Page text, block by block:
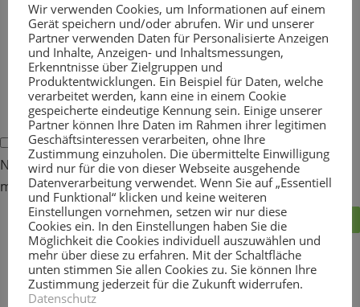
Name, E-Mail-Adresse und Website in diesem Browser für
meinen nächsten Kommentar speichern.
Sie erreichen uns:
Wir verwenden Cookies, um Informationen auf einem
Gerät speichern und/oder abrufen. Wir und unserer
Partner verwenden Daten für Personalisierte Anzeigen
und Inhalte, Anzeigen- und Inhaltsmessungen,
Erkenntnisse über Zielgruppen und
Produktentwicklungen. Ein Beispiel für Daten, welche
verarbeitet werden, kann eine in einem Cookie
gespeicherte eindeutige Kennung sein. Einige unserer
Partner können Ihre Daten im Rahmen ihrer legitimen
Geschäftsinteressen verarbeiten, ohne Ihre
Zustimmung einzuholen. Die übermittelte Einwilligung
wird nur für die von dieser Webseite ausgehende
Datenverarbeitung verwendet. Wenn Sie auf „Essentiell
und Funktional“ klicken und keine weiteren
Einstellungen vornehmen, setzen wir nur diese
Cookies ein. In den Einstellungen haben Sie die
Möglichkeit die Cookies individuell auszuwählen und
mehr über diese zu erfahren. Mit der Schaltfläche
unten stimmen Sie allen Cookies zu. Sie können Ihre
Zustimmung jederzeit für die Zukunft widerrufen.
Datenschutz